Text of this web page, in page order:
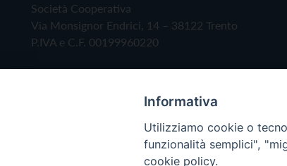
Società Cooperativa
Via Monsignor Endrici, 14 – 38122 Trento
P.IVA e C.F. 00199960220
Informativa
Utilizziamo cookie o
funzionalità semplici",
cookie policy.